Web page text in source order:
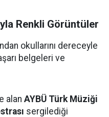
Renkli Görüntüler
okullarını dereceyle
belgeleri ve
alan AYBÜ Türk Müziği
sergilediği